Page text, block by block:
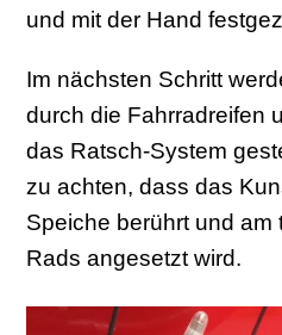
und mit der Hand
Im nächsten Schritt
durch die Fahrradreifen
das Ratsch-System
zu achten, dass das
Speiche berührt und am
Rads angesetzt wird.